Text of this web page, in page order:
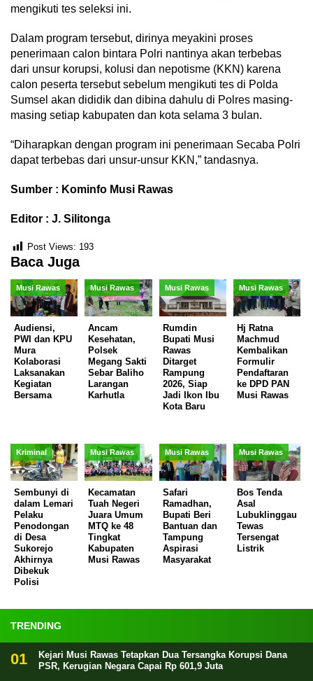
mengikuti tes seleksi ini.
Dalam program tersebut, dirinya meyakini proses
penerimaan calon bintara Polri nantinya akan terbebas
dari unsur korupsi, kolusi dan nepotisme (KKN) karena
calon peserta tersebut sebelum mengikuti tes di Polda
Sumsel akan dididik dan dibina dahulu di Polres masing-
masing setiap kabupaten dan kota selama 3 bulan.
“Diharapkan dengan program ini penerimaan Secaba Polri
dapat terbebas dari unsur-unsur KKN,” tandasnya.
Sumber : Kominfo Musi Rawas
Editor : J. Silitonga
Post Views: 193
Baca Juga
Musi Rawas
Audiensi,
PWI dan KPU
Mura
Kolaborasi
Laksanakan
Kegiatan
Bersama
Musi Rawas
Ancam
Kesehatan,
Polsek
Megang Sakti
Sebar Baliho
Larangan
Karhutla
Musi Rawas
Rumdin
Bupati Musi
Rawas
Ditarget
Rampung
2026, Siap
Jadi Ikon Ibu
Kota Baru
Musi Rawas
Hj Ratna
Machmud
Kembalikan
Formulir
Pendaftaran
ke DPD PAN
Musi Rawas
Kriminal
Sembunyi di
dalam Lemari
Pelaku
Penodongan
di Desa
Sukorejo
Akhirnya
Dibekuk
Polisi
Musi Rawas
Kecamatan
Tuah Negeri
Juara Umum
MTQ ke 48
Tingkat
Kabupaten
Musi Rawas
Musi Rawas
Safari
Ramadhan,
Bupati Beri
Bantuan dan
Tampung
Aspirasi
Masyarakat
Musi Rawas
Bos Tenda
Asal
Lubuklinggau
Tewas
Tersengat
Listrik
TRENDING
Kejari Musi Rawas Tetapkan Dua Tersangka Korupsi Dana
PSR, Kerugian Negara Capai Rp 601,9 Juta